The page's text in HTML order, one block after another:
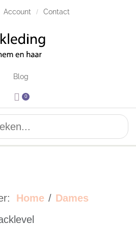
Account Contact
Blog
0
Home
Dames